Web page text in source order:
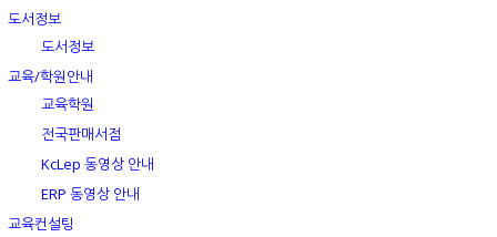
도서정보
도서정보
교육/학원안내
교육학원
전국판매서점
KcLep 동영상 안내
ERP 동영상 안내
교육컨설팅